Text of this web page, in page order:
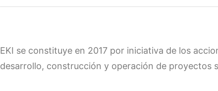
EKI se constituye en 2017 por iniciativa de los
desarrollo, construcción y operación de proyectos